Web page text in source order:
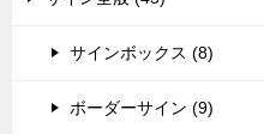
サインボックス (8)
ボーダーサイン (9)